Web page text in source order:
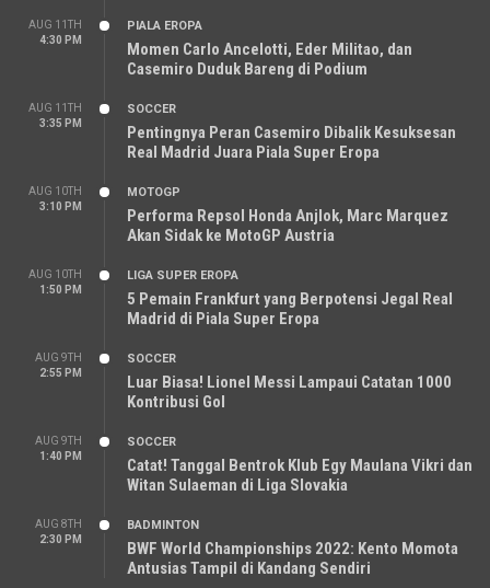
AUG 11TH
4:30 PM
PIALA EROPA
Momen Carlo Ancelotti, Eder Militao, dan
Casemiro Duduk Bareng di Podium
AUG 11TH
3:35 PM
SOCCER
Pentingnya Peran Casemiro Dibalik Kesuksesan
Real Madrid Juara Piala Super Eropa
AUG 10TH
3:10 PM
MOTOGP
Performa Repsol Honda Anjlok, Marc Marquez
Akan Sidak ke MotoGP Austria
AUG 10TH
1:50 PM
LIGA SUPER EROPA
5 Pemain Frankfurt yang Berpotensi Jegal Real
Madrid di Piala Super Eropa
AUG 9TH
2:55 PM
SOCCER
Luar Biasa! Lionel Messi Lampaui Catatan 1000
Kontribusi Gol
AUG 9TH
1:40 PM
SOCCER
Catat! Tanggal Bentrok Klub Egy Maulana Vikri dan
Witan Sulaeman di Liga Slovakia
AUG 8TH
2:30 PM
BADMINTON
BWF World Championships 2022: Kento Momota
Antusias Tampil di Kandang Sendiri